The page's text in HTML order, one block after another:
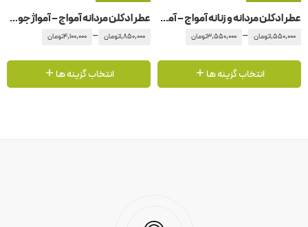
عطر ادکلن مردانه و زنانه آمواج – آمواژ میندر
1,550,000تومان –
3,550,000تومان
انتخاب گزینه ها
عطر ادکلن مردانه آمواج – آمواژ جوبیلیشن
1,850,000تومان –
4,100,000تومان
انتخاب گزینه ها